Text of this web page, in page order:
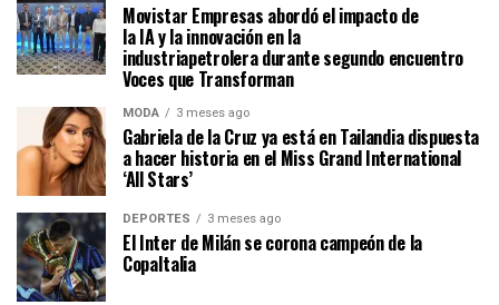
Movistar Empresas abordó el impacto de
la IA y la innovación en la
industriapetrolera durante segundo encuentro
Voces que Transforman
MODA 3 meses ago
Gabriela de la Cruz ya está en Tailandia dispuesta
a hacer historia en el Miss Grand International
‘All Stars’
DEPORTES 3 meses ago
El Inter de Milán se corona campeón de la
CopaItalia